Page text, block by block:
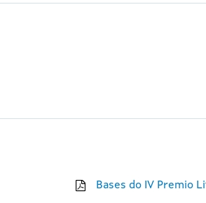
Bases do IV Premio